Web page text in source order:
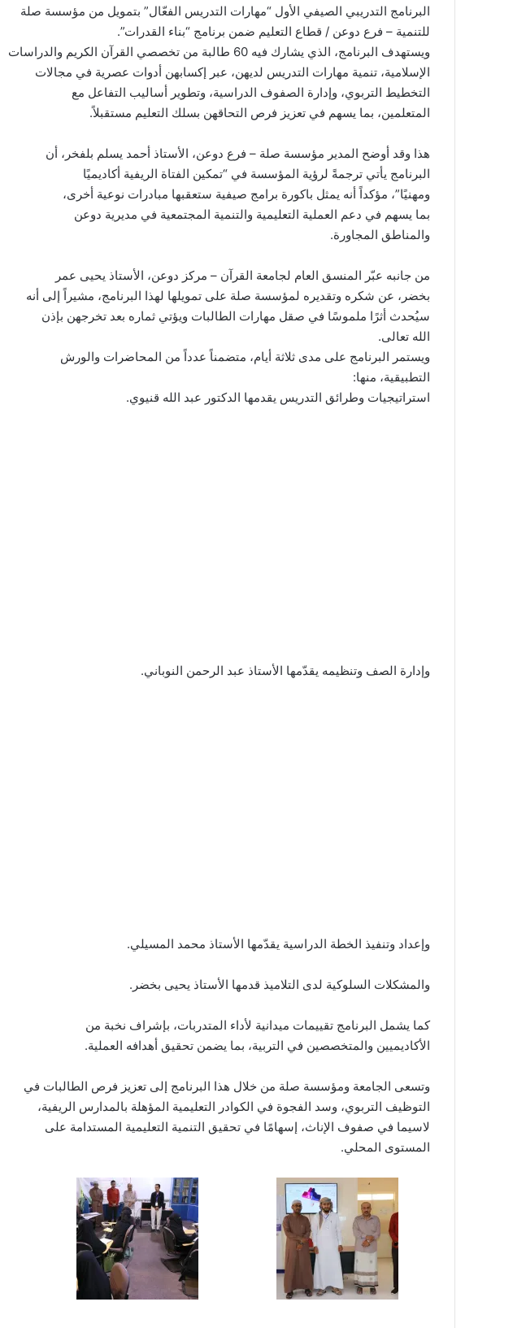
البرنامج التدريبي الصيفي الأول “مهارات التدريس الفعّال” بتمويل من مؤسسة صلة
للتنمية – فرع دوعن / قطاع التعليم ضمن برنامج “بناء القدرات”.
ويستهدف البرنامج، الذي يشارك فيه 60 طالبة من تخصصي القرآن الكريم والدراسات
الإسلامية، تنمية مهارات التدريس لديهن، عبر إكسابهن أدوات عصرية في مجالات
التخطيط التربوي، وإدارة الصفوف الدراسية، وتطوير أساليب التفاعل مع
المتعلمين، بما يسهم في تعزيز فرص التحاقهن بسلك التعليم مستقبلاً.
هذا وقد أوضح المدير مؤسسة صلة – فرع دوعن، الأستاذ أحمد يسلم بلفخر، أن
البرنامج يأتي ترجمةً لرؤية المؤسسة في “تمكين الفتاة الريفية أكاديميًا
ومهنيًا”، مؤكداً أنه يمثل باكورة برامج صيفية ستعقبها مبادرات نوعية أخرى،
بما يسهم في دعم العملية التعليمية والتنمية المجتمعية في مديرية دوعن
والمناطق المجاورة.
من جانبه عبّر المنسق العام لجامعة القرآن – مركز دوعن، الأستاذ يحيى عمر
بخضر، عن شكره وتقديره لمؤسسة صلة على تمويلها لهذا البرنامج، مشيراً إلى أنه
سيُحدث أثرًا ملموسًا في صقل مهارات الطالبات ويؤتي ثماره بعد تخرجهن بإذن
الله تعالى.
ويستمر البرنامج على مدى ثلاثة أيام، متضمناً عدداً من المحاضرات والورش
التطبيقية، منها:
استراتيجيات وطرائق التدريس يقدمها الدكتور عبد الله قنيوي.
وإدارة الصف وتنظيمه يقدّمها الأستاذ عبد الرحمن النوباني.
وإعداد وتنفيذ الخطة الدراسية يقدّمها الأستاذ محمد المسيلي.
والمشكلات السلوكية لدى التلاميذ قدمها الأستاذ يحيى بخضر.
كما يشمل البرنامج تقييمات ميدانية لأداء المتدربات، بإشراف نخبة من
الأكاديميين والمتخصصين في التربية، بما يضمن تحقيق أهدافه العملية.
وتسعى الجامعة ومؤسسة صلة من خلال هذا البرنامج إلى تعزيز فرص الطالبات في
التوظيف التربوي، وسد الفجوة في الكوادر التعليمية المؤهلة بالمدارس الريفية،
لاسيما في صفوف الإناث، إسهامًا في تحقيق التنمية التعليمية المستدامة على
المستوى المحلي.